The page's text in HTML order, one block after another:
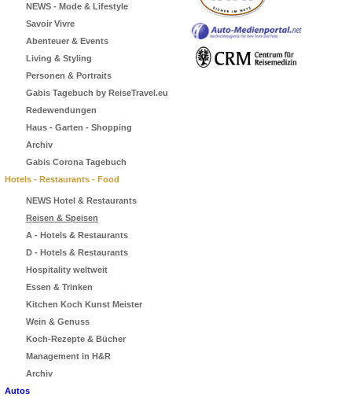
NEWS - Mode & Lifestyle
Savoir Vivre
Abenteuer & Events
Living & Styling
Personen & Portraits
Gabis Tagebuch by ReiseTravel.eu
Redewendungen
Haus - Garten - Shopping
Archiv
Gabis Corona Tagebuch
Hotels - Restaurants - Food
NEWS Hotel & Restaurants
Reisen & Speisen
A - Hotels & Restaurants
D - Hotels & Restaurants
Hospitality weltweit
Essen & Trinken
Kitchen Koch Kunst Meister
Wein & Genuss
Koch-Rezepte & Bücher
Management in H&R
Archiv
Autos